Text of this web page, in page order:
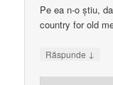
Pe ea n-o știu,
country for old
Răspunde ↓